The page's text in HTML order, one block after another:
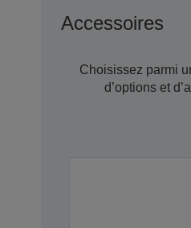
Accessoires
Choisissez parmi
d’options et